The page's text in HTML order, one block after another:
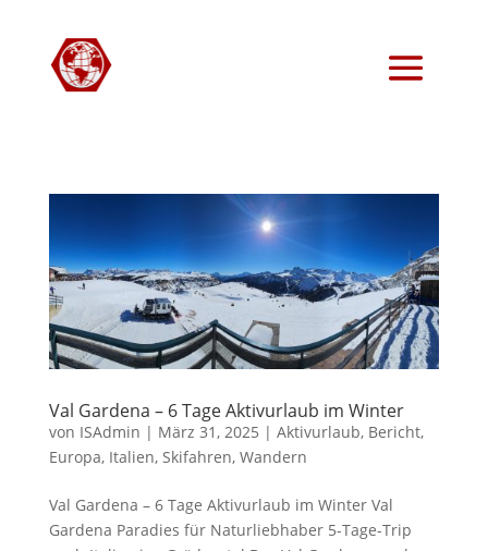
Val Gardena – 6 Tage Aktivurlaub im Winter
von ISAdmin | März 31, 2025 | Aktivurlaub, Bericht,
Europa, Italien, Skifahren, Wandern
Val Gardena – 6 Tage Aktivurlaub im Winter Val
Gardena Paradies für Naturliebhaber 5-Tage-Trip